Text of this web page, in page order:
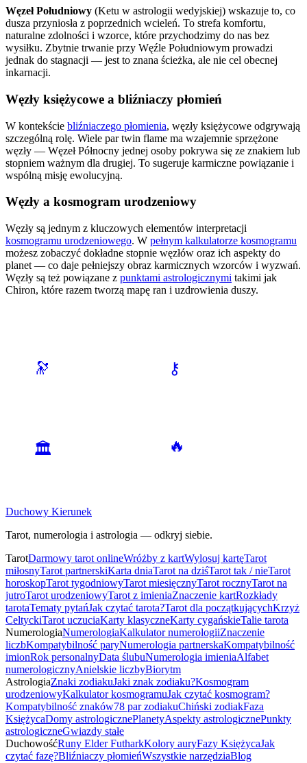
Węzeł Południowy (Ketu w astrologii wedyjskiej) wskazuje to, co
dusza przyniosła z poprzednich wcieleń. To strefa komfortu,
naturalne zdolności i wzorce, które przychodzimy do nas bez
wysiłku. Zbytnie trwanie przy Węźle Południowym prowadzi
jednak do stagnacji — jest to znana ścieżka, ale nie cel obecnej
inkarnacji.
Węzły księżycowe a bliźniaczy płomień
W kontekście bliźniaczego płomienia, węzły księżycowe odgrywają
szczególną rolę. Wiele par twin flame ma wzajemnie sprzężone
węzły — Węzeł Północny jednej osoby pokrywa się ze znakiem lub
stopniem ważnym dla drugiej. To sugeruje karmiczne powiązanie i
wspólną misję ewolucyjną.
Węzły a kosmogram urodzeniowy
Węzły są jednym z kluczowych elementów interpretacji
kosmogramu urodzeniowego. W pełnym kalkulatorze kosmogramu
możesz zobaczyć dokładne stopnie węzłów oraz ich aspekty do
planet — co daje pełniejszy obraz karmicznych wzorców i wyzwań.
Węzły są też powiązane z punktami astrologicznymi takimi jak
Chiron, które razem tworzą mapę ran i uzdrowienia duszy.
🔭 ⚷
🏛️ 🔥
Duchowy Kierunek
Tarot, numerologia i astrologia — odkryj siebie.
TarotDarmowy tarot onlineWróżby z kartWylosuj kartęTarot
miłosnyTarot partnerskiKarta dniaTarot na dziśTarot tak / nieTarot
horoskopTarot tygodniowyTarot miesięcznyTarot rocznyTarot na
jutroTarot urodzeniowyTarot z imieniaZnaczenie kartRozkłady
tarotaTematy pytańJak czytać tarota?Tarot dla początkującychKrzyż
CeltyckiTarot uczuciaKarty klasyczneKarty cygańskieTalie tarota
NumerologiaNumerologiaKalkulator numerologiiZnaczenie
liczbKompatybilność paryNumerologia partnerskaKompatybilność
imionRok personalnyData ślubuNumerologia imieniaAlfabet
numerologicznyAnielskie liczbyBiorytm
AstrologiaZnaki zodiakuJaki znak zodiaku?Kosmogram
urodzeniowyKalkulator kosmogramuJak czytać kosmogram?
Kompatybilność znaków78 par zodiakuChiński zodiakFaza
KsiężycaDomy astrologicznePlanetyAspekty astrologicznePunkty
astrologiczneGwiazdy stałe
DuchowośćRuny Elder FutharkKolory auryFazy KsiężycaJak
czytać fazę?Bliźniaczy płomieńWszystkie narzędziaBlog